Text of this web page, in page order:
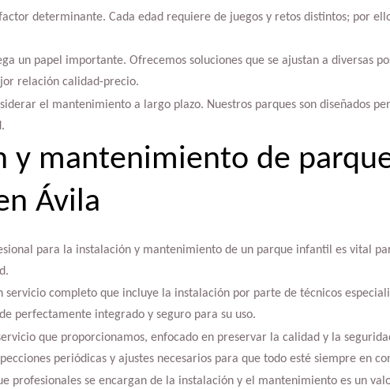
determinante. Cada edad requiere de juegos y retos distintos; por
un papel importante. Ofrecemos soluciones que se ajustan a diversas
relación calidad-precio.
el mantenimiento a largo plazo. Nuestros parques son diseñados
y mantenimiento de
Ávila
para la instalación y mantenimiento de un parque infantil es vital
servicio completo que incluye la instalación por parte de técnicos
perfectamente integrado y seguro para su uso.
que proporcionamos, enfocado en preservar la calidad y la
periódicas y ajustes necesarios para que todo esté siempre en
profesionales se encargan de la instalación y el mantenimiento es un